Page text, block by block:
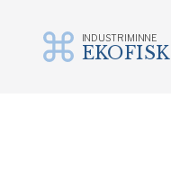
INDUSTRIMINNE
EKOFISK